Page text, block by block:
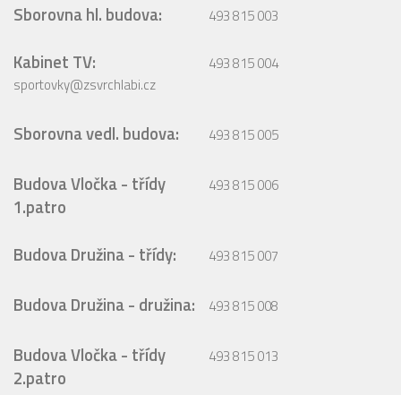
Sborovna hl. budova: 493 815 003
Kabinet TV:
sportovky@zsvrchlabi.cz
493 815 004
Sborovna vedl. budova: 493 815 005
Budova Vločka - třídy
1.patro
493 815 006
Budova Družina - třídy: 493 815 007
Budova Družina - družina: 493 815 008
Budova Vločka - třídy
2.patro
493 815 013